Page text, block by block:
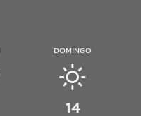
DOMINGO
14